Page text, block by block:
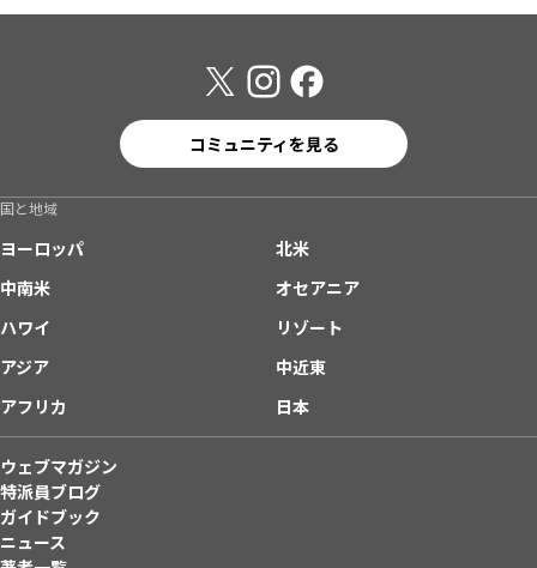
コミュニティを見る
国と地域
ヨーロッパ
北米
中南米
オセアニア
ハワイ
リゾート
アジア
中近東
アフリカ
日本
ウェブマガジン
特派員ブログ
ガイドブック
ニュース